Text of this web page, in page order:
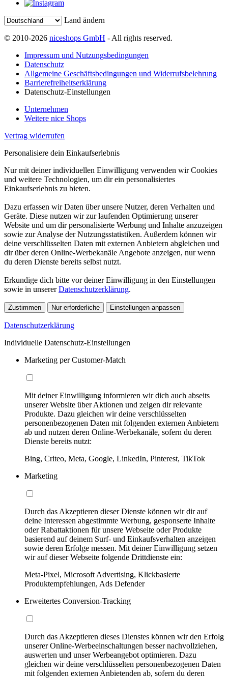
Land ändern
© 2010-2026 niceshops GmbH - All rights reserved.
Impressum und Nutzungsbedingungen
Datenschutz
Allgemeine Geschäftsbedingungen und Widerrufsbelehrung
Barrierefreiheitserklärung
Datenschutz-Einstellungen
Unternehmen
Weitere nice Shops
Vertrag widerrufen
Personalisiere dein Einkaufserlebnis
Nur mit deiner individuellen Einwilligung verwenden wir Cookies
und weitere Technologien, um dir ein personalisiertes
Einkaufserlebnis zu bieten.
Dazu erfassen wir Daten über unsere Nutzer, deren Verhalten und
Geräte. Diese nutzen wir zur laufenden Optimierung unserer
Website und um dir personalisierte Werbung und Inhalte anzuzeigen
sowie zur Analyse der Nutzungsstatistiken. Außerdem können wir
deine verschlüsselten Daten mit externen Anbietern abgleichen und
dir über deren Online-Werbekanäle Angebote anzeigen, nur wenn
du deren Dienste bereits selbst nutzt.
Erkundige dich bitte vor deiner Einwilligung in den Einstellungen
sowie in unsererDatenschutzerklärung.
Zustimmen Nur erforderliche Einstellungen anpassen
Datenschutzerklärung
Individuelle Datenschutz-Einstellungen
Marketing per Customer-Match
Mit deiner Einwilligung informieren wir dich auch abseits
unserer Website über Aktionen und zeigen dir relevante
Produkte. Dazu gleichen wir deine verschlüsselten
personenbezogenen Daten mit folgenden externen Anbietern
ab und nutzen deren Online-Werbekanäle, sofern du deren
Dienste bereits nutzt:
Bing, Criteo, Meta, Google, LinkedIn, Pinterest, TikTok
Marketing
Durch das Akzeptieren dieser Dienste können wir dir auf
deine Interessen abgestimmte Werbung, gesponserte Inhalte
oder Rabattaktionen für unsere Webseite oder Produkte
basierend auf deinem Surf- und Einkaufsverhalten anzeigen
sowie deren Erfolge messen. Mit deiner Einwilligung setzen
wir auf dieser Webseite folgende Drittdienste ein:
Meta-Pixel, Microsoft Advertising, Klickbasierte
Produktempfehlungen, Ads Defender
Erweitertes Conversion-Tracking
Durch das Akzeptieren dieses Dienstes können wir den Erfolg
unserer Online-Werbeeinschaltungen besser nachvollziehen,
auswerten und unser Werbeangebot optimieren. Dazu
gleichen wir deine verschlüsselten personenbezogenen Daten
mit folgenden externen Anbietenden ab, sofern du deren